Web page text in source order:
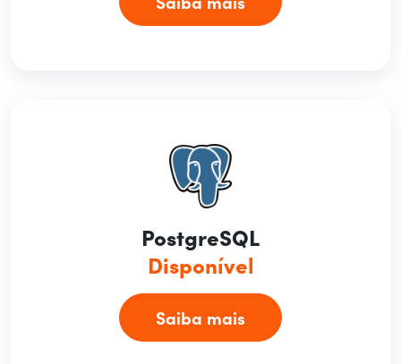
PostgreSQL
Disponível
Saiba mais